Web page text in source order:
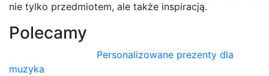
nie tylko przedmiotem, ale także inspiracją.
Polecamy
Personalizowane prezenty dla
muzyka